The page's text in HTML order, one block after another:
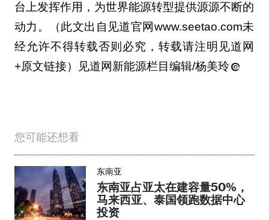
台上发挥作用，为世界能源转型提供源源不断的
动力。（此文出自见道官网www.seetao.com未
经允许不得转载否则必究，转载请注明见道网
+原文链接）见道网新能源栏目编辑/杨美玲
您可能还想看
东南亚
东南亚占亚太在建容量50%，
马来西亚、泰国领跑数据中心
投资